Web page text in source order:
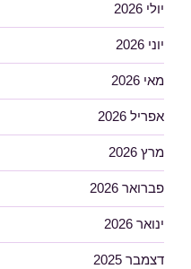
יולי 2026
יוני 2026
מאי 2026
אפריל 2026
מרץ 2026
פברואר 2026
ינואר 2026
דצמבר 2025